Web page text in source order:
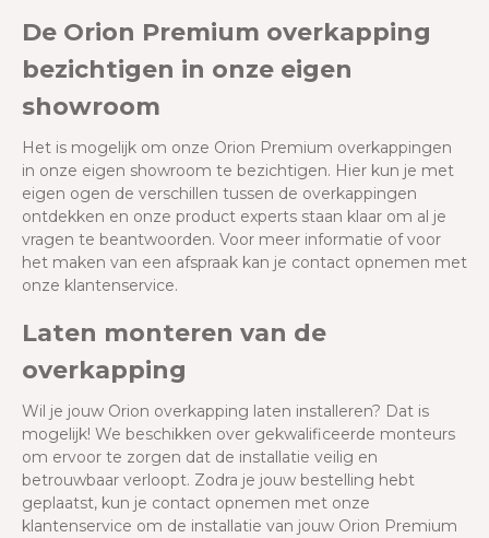
De Orion Premium overkapping
bezichtigen in onze eigen
showroom
Het is mogelijk om onze Orion Premium overkappingen
in onze eigen showroom te bezichtigen. Hier kun je met
eigen ogen de verschillen tussen de overkappingen
ontdekken en onze product experts staan klaar om al je
vragen te beantwoorden. Voor meer informatie of voor
het maken van een afspraak kan je contact opnemen met
onze klantenservice.
Laten monteren van de
overkapping
Wil je jouw Orion overkapping laten installeren? Dat is
mogelijk! We beschikken over gekwalificeerde monteurs
om ervoor te zorgen dat de installatie veilig en
betrouwbaar verloopt. Zodra je jouw bestelling hebt
geplaatst, kun je contact opnemen met onze
klantenservice om de installatie van jouw Orion Premium